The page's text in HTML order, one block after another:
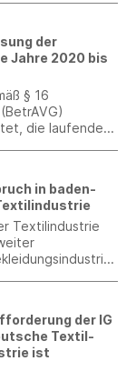
der
Jahre 2020 bis
§ 16
die laufenden
Ermessen
entscheiden. Ein
ist die
in baden-
Textilindustrie
der IG
Textil-
ist